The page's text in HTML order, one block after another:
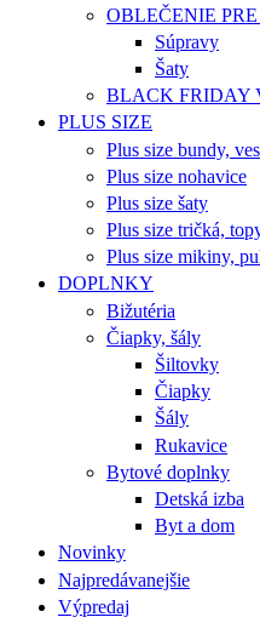
OBLEČENIE
Súpravy
Šaty
BLACK FRIDAY
PLUS SIZE
Plus size bundy,
Plus size nohavice
Plus size šaty
Plus size tričká,
Plus size mikiny,
DOPLNKY
Bižutéria
Čiapky, šály
Šiltovky
Čiapky
Šály
Rukavice
Bytové doplnky
Detská izba
Byt a dom
Novinky
Najpredávanejšie
Výpredaj